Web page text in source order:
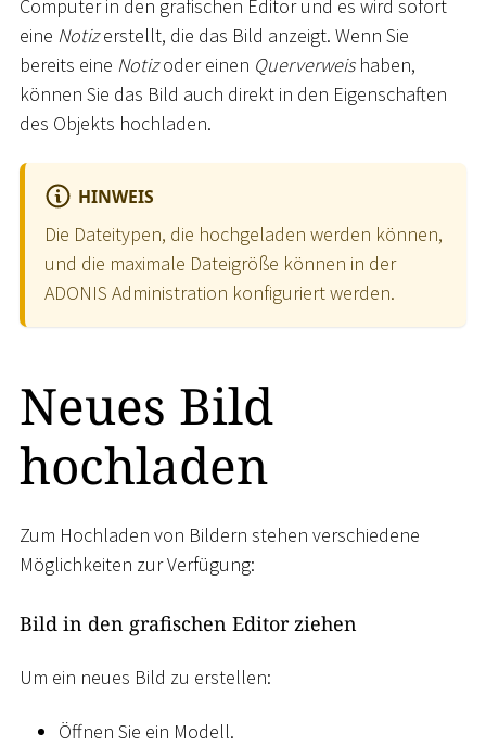
Computer in den grafischen Editor und es wird sofort
eine Notizerstellt, die das Bild anzeigt. Wenn Sie
bereits eine Notizoder einen Querverweishaben,
können Sie das Bild auch direkt in den Eigenschaften
des Objekts hochladen.
HINWEIS
Die Dateitypen, die hochgeladen werden können,
und die maximale Dateigröße können in der
ADONIS Administration konfiguriert werden.
Neues Bild
hochladen
Zum Hochladen von Bildern stehen verschiedene
Möglichkeiten zur Verfügung:
Bild in den grafischen Editor ziehen
Um ein neues Bild zu erstellen:
Öffnen Sie ein Modell.